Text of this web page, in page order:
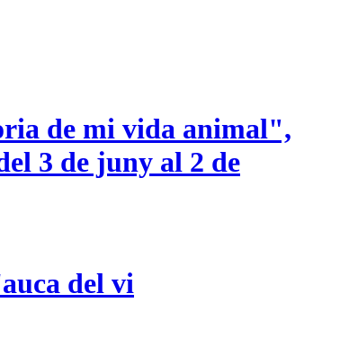
de mi vida animal",
3 de juny al 2 de
del vi